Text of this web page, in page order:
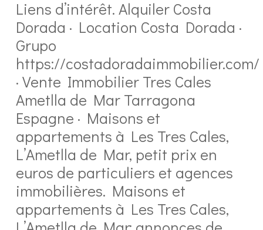
Liens d’intérêt. Alquiler Costa
Dorada · Location Costa Dorada ·
Grupo
https://costadoradaimmobilier.com/
· Vente Immobilier Tres Cales
Ametlla de Mar Tarragona
Espagne · Maisons et
appartements à Les Tres Cales,
L’Ametlla de Mar, petit prix en
euros de particuliers et agences
immobilières. Maisons et
appartements à Les Tres Cales,